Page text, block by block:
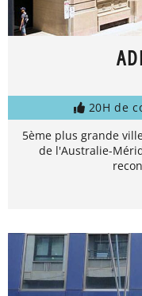
20H de
5ème plus grande
de l'Australie-